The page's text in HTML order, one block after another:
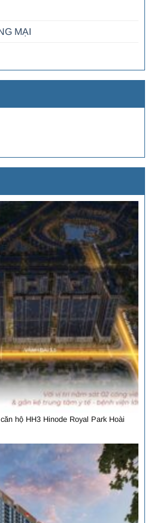
MẠI
hộ HH3 Hinode Royal Park Hoài